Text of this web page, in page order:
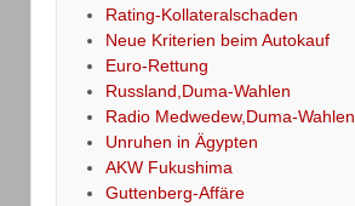
Rating-Kollateralschaden
Neue Kriterien beim Autokauf
Euro-Rettung
Russland,Duma-Wahlen
Radio Medwedew,Duma-Wahlen
Unruhen in Ägypten
AKW Fukushima
Guttenberg-Affäre